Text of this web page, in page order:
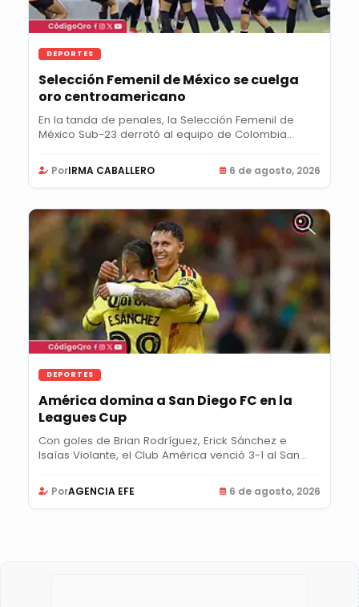
DEPORTES
Selección Femenil de México se cuelga
oro centroamericano
En la tanda de penales, la Selección Femenil de
México Sub-23 derrotó al equipo de Colombia
PorIRMA CABALLERO 6 de agosto, 2026
DEPORTES
América domina a San Diego FC en la
Leagues Cup
Con goles de Brian Rodríguez, Erick Sánchez e
Isaías Violante, el Club América venció 3-1 al San...
PorAGENCIA EFE 6 de agosto, 2026